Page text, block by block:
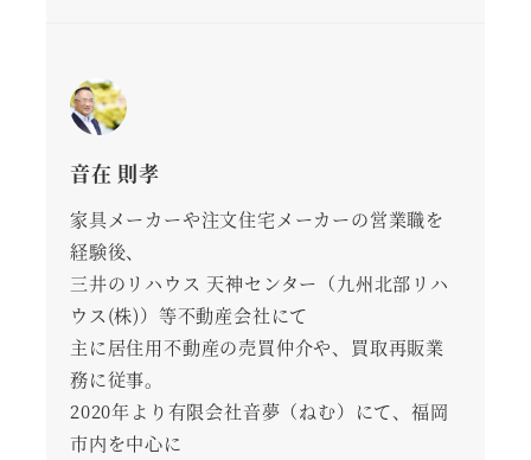
音在 則孝
家具メーカーや注文住宅メーカーの営業職を
経験後、
三井のリハウス 天神センター（九州北部リハ
ウス(株)）等不動産会社にて
主に居住用不動産の売買仲介や、買取再販業
務に従事。
2020年より有限会社音夢（ねむ）にて、福岡
市内を中心に